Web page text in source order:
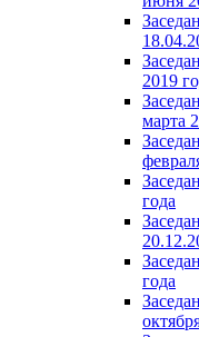
2019
марта
года
года